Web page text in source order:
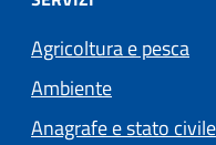
Agricoltura e pesca
Ambiente
Anagrafe e stato civile